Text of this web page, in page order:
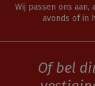
Wij passen ons aan,
avonds of in
Of bel